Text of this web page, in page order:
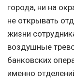
города, ни на
не открывать
жизни
воздушные
банковских
именно